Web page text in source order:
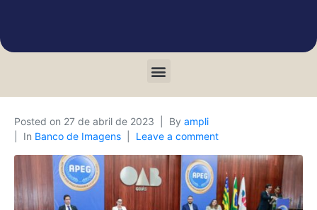
Posted on 27 de abril de 2023 By ampli
In Banco de Imagens Leave a comment